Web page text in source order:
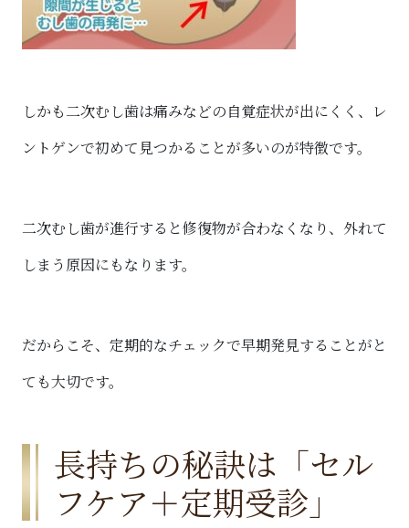
しかも二次むし歯は痛みなどの自覚症状が出にくく、レ
ントゲンで初めて見つかることが多いのが特徴です。
二次むし歯が進行すると修復物が合わなくなり、外れて
しまう原因にもなります。
だからこそ、定期的なチェックで早期発見することがと
ても大切です。
長持ちの秘訣は「セル
フケア＋定期受診」